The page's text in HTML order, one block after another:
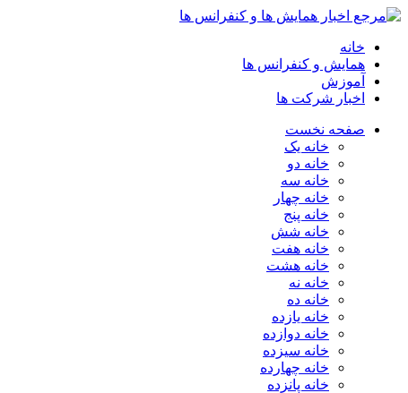
خانه
همایش و کنفرانس ها
آموزش
اخبار شرکت ها
صفحه نخست
خانه یک
خانه دو
خانه سه
خانه چهار
خانه پنج
خانه شش
خانه هفت
خانه هشت
خانه نه
خانه ده
خانه یازده
خانه دوازده
خانه سیزده
خانه چهارده
خانه پانزده